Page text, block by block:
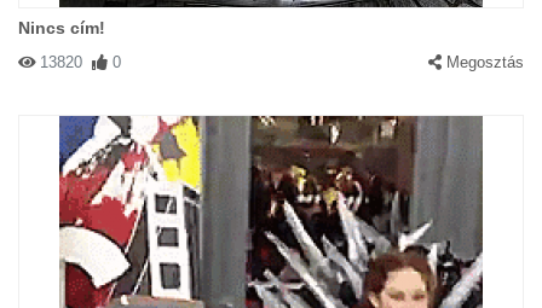
Nincs cím!
13820 0 Megosztás